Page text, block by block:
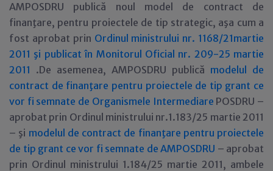
AMPOSDRU publică noul model de contract de
finanţare, pentru proiectele de tip strategic, aşa cum a
fost aprobat prin Ordinul ministrului nr. 1168/21martie
2011 şi publicat în Monitorul Oficial nr. 209-25 martie
2011 .De asemenea, AMPOSDRU publică modelul de
contract de finanţare pentru proiectele de tip grant ce
vor fi semnate de Organismele Intermediare POSDRU –
aprobat prin Ordinul ministrului nr.1.183/25 martie 2011
– şi modelul de contract de finanţare pentru proiectele
de tip grant ce vor fi semnate de AMPOSDRU – aprobat
prin Ordinul ministrului 1.184/25 martie 2011, ambele